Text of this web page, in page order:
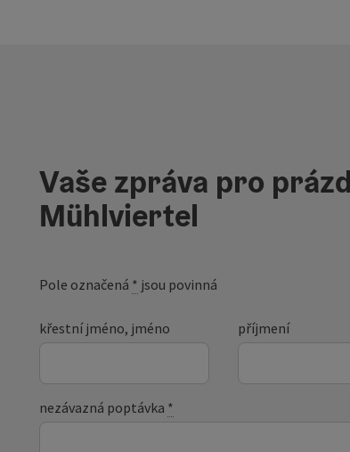
Vaše zpráva pro
Mühlviertel
Pole označená * jsou povinná
křestní jméno, jméno příjmení
nezávazná poptávka *